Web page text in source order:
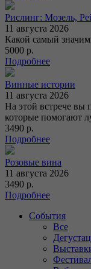
Рислинг: Мозель,
11 августа 2026
Какой самый
5000 р.
Подробнее
Винные истории
11 августа 2026
На этой встрече вы
которые помогают
3490 р.
Подробнее
Розовые вина
11 августа 2026
3490 р.
Подробнее
События
Все